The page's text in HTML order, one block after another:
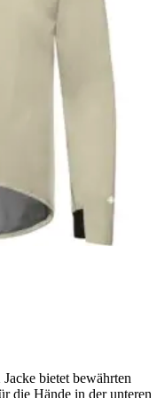
bietet bewährten
die Hände in der unteren